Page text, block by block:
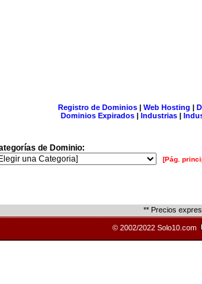
Registro de Dominios| Web Hosting |
Dominios Expirados | Industrias |
de Dominio:
[Pág.
** Precios
© 2002/2022 Solo10.com